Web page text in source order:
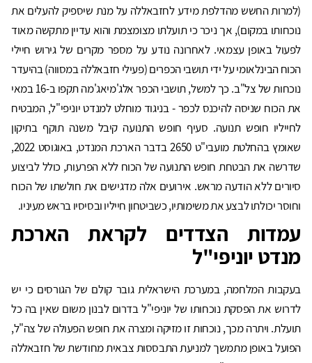
(למרות החשש מהדלפת מידע לחזבאללה על מנת שיספיק להעלים את
נוכחותו במקום), אך ניכר כי תועלתו מצומצמת והוא עדיין מתקשה מאוד
לפעול באופן עצמאי. לאחרונה נודע על מספר מקרים של גירוש חיילי
הכוח הבינלאומי על ידי תושבי הכפרים (פעילי חזבאללה במסווה) בהיעדר
נוכחות של צל"ב. כך למשל, תושבי הכפר אלג'מיאג'מה תקפו ב-16 במאי
את הכוח שניסה להיכנס לכפר - בניגוד מוחלט למנדט יוניפי"ל, המבטיח
לחייליו חופש תנועה. סעיף חופש התנועה קיבל משנה תוקף בתיקון
שאומץ בהחלטת מועבי"ט 2650 בדבר הארכת המנדט, באוגוסט 2022,
שדרשה את הבטחת חופש התנועה של הכוח ללא הפרעות, כולל לביצוע
סיורים ללא הודעה מראש. אירועים אלה מדגישים את חולשתו של הכוח
וחוסר יכולתו לבצע את משימותיו, כשביטחון חייליו ובסיסיו בראש מעיניו.
עמדות הצדדים לקראת הארכת
מנדט יוניפי"ל
בעקבות המלחמה, במערכת הישראלית גובר קולם של הגורסים כי יש
לדרוש את הפסקת נוכחותו של יוניפי"ל בדרום לבנון משום שאין בה כל
תועלת. ויתרה מכך, נוכחות זו מזיקה ומצרה את חופש הפעולה של צה"ל,
הפועל באופן מתמשך למניעת התבססות צבאית מחודשת של חזבאללה